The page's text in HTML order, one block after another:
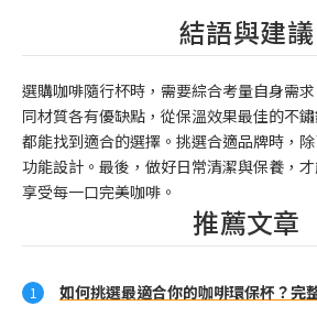
結語與建議
選購咖啡隨行杯時，需要綜合考量自身需
同材質各有優缺點，從保溫效果最佳的不
都能找到適合的選擇。挑選合適品牌時，
功能設計。最後，做好日常清潔與保養，
享受每一口完美咖啡。
推薦文章
如何挑選最適合你的咖啡環保杯？完